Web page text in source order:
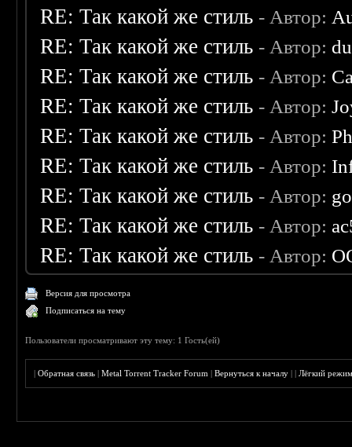
RE: Так какой же стиль - Автор:
RE: Так какой же стиль - Автор:
RE: Так какой же стиль - Автор:
RE: Так какой же стиль - Автор:
RE: Так какой же стиль - Автор:
RE: Так какой же стиль - Автор:
RE: Так какой же стиль - Автор:
RE: Так какой же стиль - Автор:
RE: Так какой же стиль - Автор:
Версия для просмотра
Подписаться на тему
Пользователи просматривают эту тему: 1 Гость(ей)
|Обратная связь |Metal Torrent Tracker Forum |Вернуться к началу ||Лёгкий